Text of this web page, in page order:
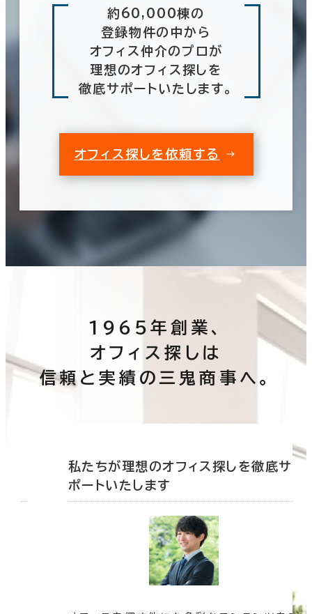
約60,000棟の
登録物件の中から
オフィス仲介のプロが
理想のオフィス探しを
徹底サポートいたします。
オフィス探しを依頼する
1965年創業、
オフィス探しは
信頼と実績の三鬼商事へ。
私たちが理想のオフィス探しを徹底サ
ポートいたします